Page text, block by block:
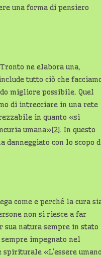
una forma di pensiero
ne elabora una,
tutto ciò che
migliore possibile. Quel
di intrecciare in una rete
in quanto «si
umana»[2]. In questo
danneggiato con lo scopo
come e perché la cura
non si riesce a far
sua natura sempre in stato
impegnato nel
«L’essere